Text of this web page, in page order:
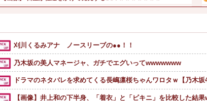
【速報】 NHKの性被害問題、性加害した番組出演者が衝撃...
【画像】杉本彩、マン毛隠した全裸ナマ乳がHすぎる
刈川くるみアナ ノースリーブの●●！！
乃木坂の美人マネージャ、ガチでエグいってwwwwwww
ドラマのネタバレを求めてくる長嶋凛桜ちゃんワロタｗ【乃木坂
【画像】井上和の下半身、「着衣」と「ビキニ」を比較した結